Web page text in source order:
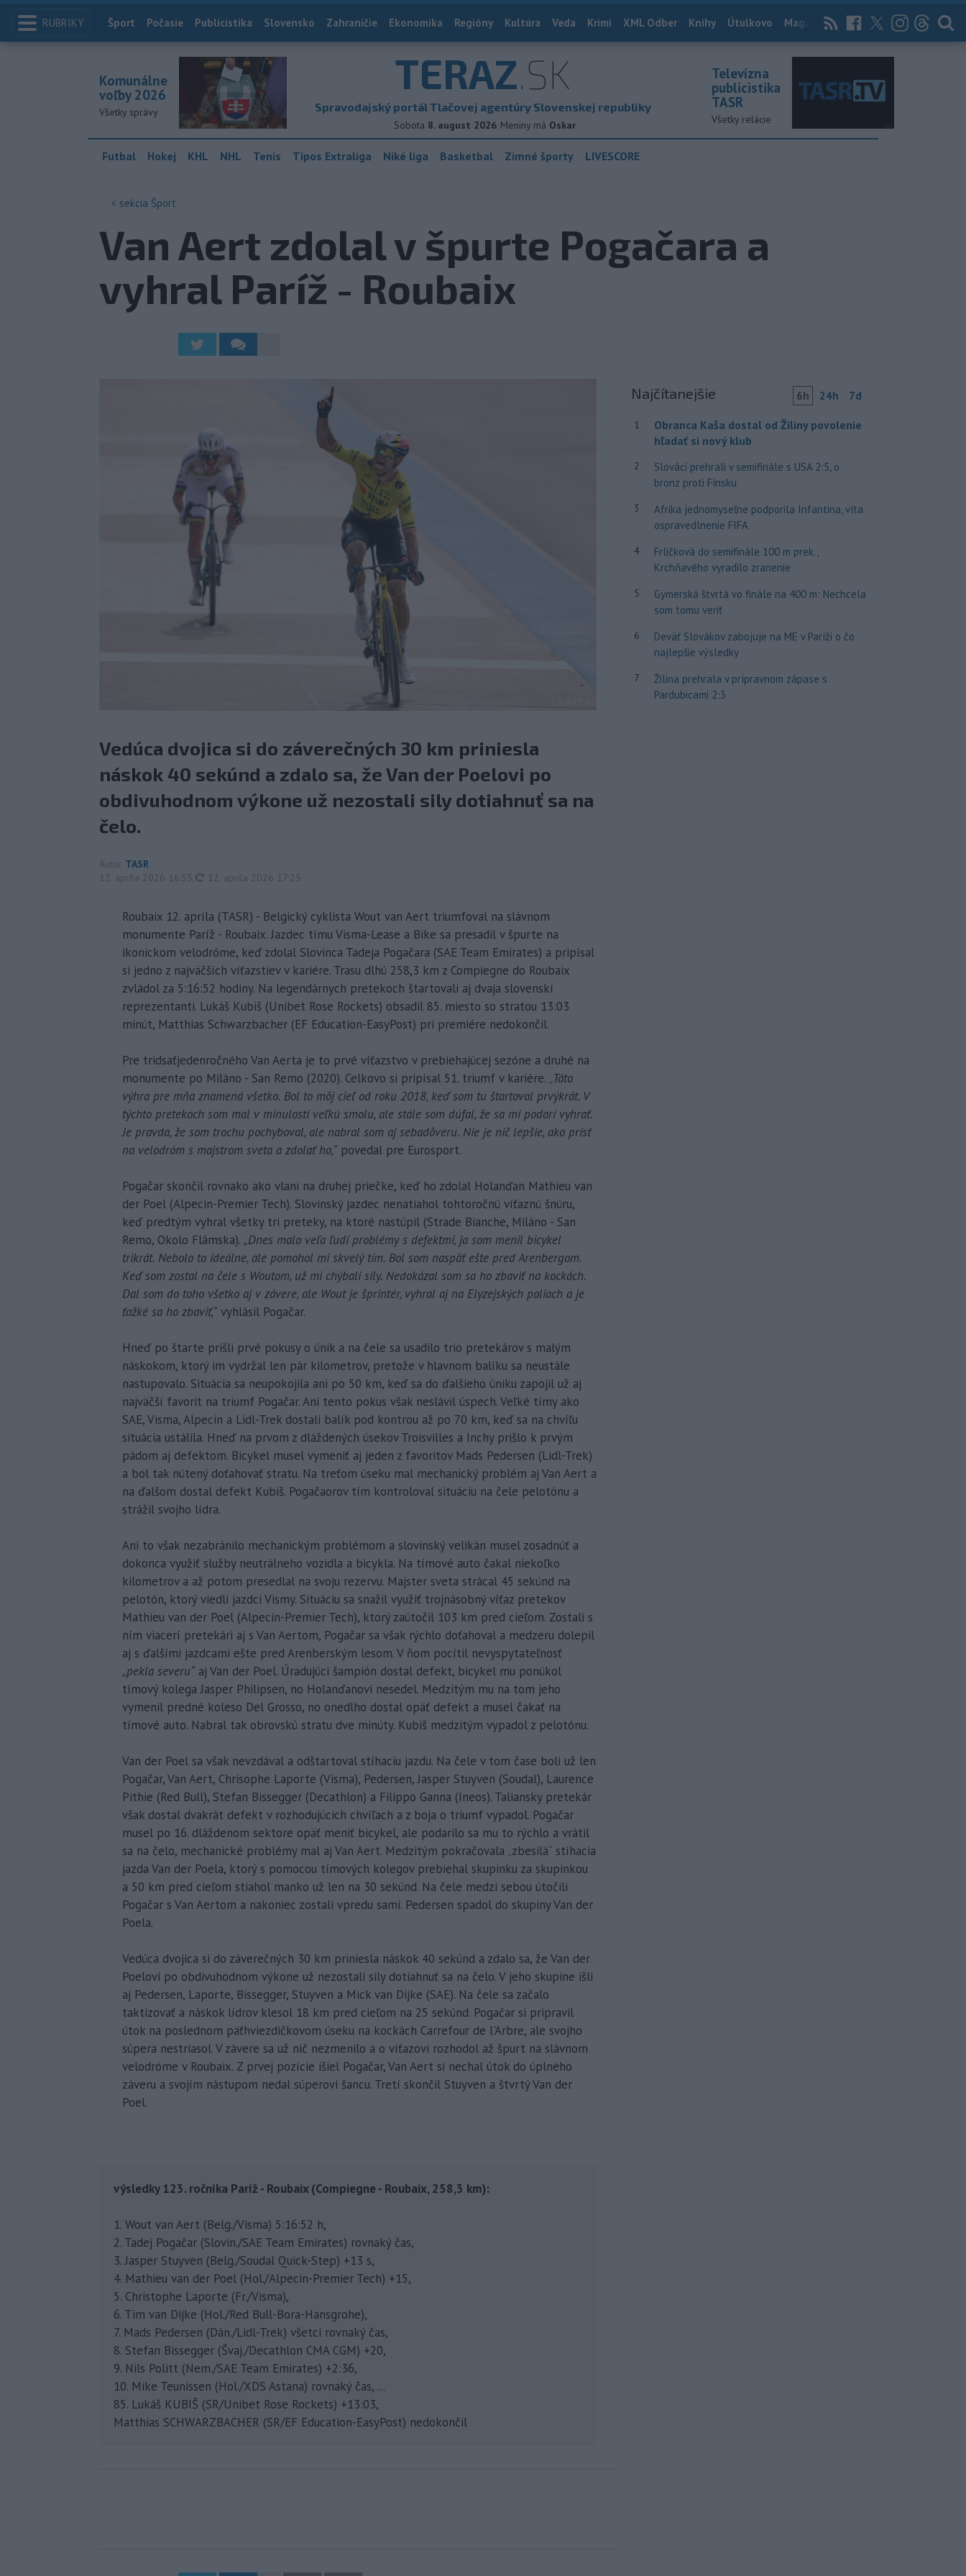
RUBRIKY Index
Šport Počasie Publicistika Slovensko Zahraničie Ekonomika Regióny Kultúra Veda Krimi XML Odber Knihy Útulkovo Magazín News Now Archív
TERAZ.SK
Spravodajský portál Tlačovej agentúry Slovenskej republiky
Sobota 8. august 2026 Meniny má Oskar
Komunálne
voľby 2026
Všetky správy
Televízna
publicistika
TASR
Všetky relácie
Futbal Hokej KHL NHL Tenis Tipos Extraliga Niké liga Basketbal Zimné športy LIVESCORE
< sekcia Šport
Van Aert zdolal v špurte Pogačara a
vyhral Paríž - Roubaix
Vedúca dvojica si do záverečných 30 km priniesla
náskok 40 sekúnd a zdalo sa, že Van der Poelovi po
obdivuhodnom výkone už nezostali sily dotiahnuť sa na
čelo.
Autor TASR
12. apríla 2026 16:55
aktualizované
12. apríla 2026 17:25
Roubaix 12. apríla (TASR) - Belgický cyklista Wout van Aert triumfoval na slávnom
monumente Paríž - Roubaix. Jazdec tímu Visma-Lease a Bike sa presadil v špurte na
ikonickom velodróme, keď zdolal Slovinca Tadeja Pogačara (SAE Team Emirates) a pripísal
si jedno z najväčších víťazstiev v kariére. Trasu dlhú 258,3 km z Compiegne do Roubaix
zvládol za 5:16:52 hodiny. Na legendárnych pretekoch štartovali aj dvaja slovenskí
reprezentanti. Lukáš Kubiš (Unibet Rose Rockets) obsadil 85. miesto so stratou 13:03
minút, Matthias Schwarzbacher (EF Education-EasyPost) pri premiére nedokončil.
Pre tridsaťjedenročného Van Aerta je to prvé víťazstvo v prebiehajúcej sezóne a druhé na
monumente po Miláno - San Remo (2020). Celkovo si pripísal 51. triumf v kariére. „Táto
výhra pre mňa znamená všetko. Bol to môj cieľ od roku 2018, keď som tu štartoval prvýkrát. V
týchto pretekoch som mal v minulosti veľkú smolu, ale stále som dúfal, že sa mi podarí vyhrať.
Je pravda, že som trochu pochyboval, ale nabral som aj sebadôveru. Nie je nič lepšie, ako prísť
na velodróm s majstrom sveta a zdolať ho,“ povedal pre Eurosport.
Pogačar skončil rovnako ako vlani na druhej priečke, keď ho zdolal Holanďan Mathieu van
der Poel (Alpecin-Premier Tech). Slovinský jazdec nenatiahol tohtoročnú víťaznú šnúru,
keď predtým vyhral všetky tri preteky, na ktoré nastúpil (Strade Bianche, Miláno - San
Remo, Okolo Flámska). „Dnes malo veľa ľudí problémy s defektmi, ja som menil bicykel
trikrát. Nebolo to ideálne, ale pomohol mi skvelý tím. Bol som naspäť ešte pred Arenbergom.
Keď som zostal na čele s Woutom, už mi chýbali sily. Nedokázal som sa ho zbaviť na kockách.
Dal som do toho všetko aj v závere, ale Wout je šprintér, vyhral aj na Elyzejských poliach a je
ťažké sa ho zbaviť,“ vyhlásil Pogačar.
Hneď po štarte prišli prvé pokusy o únik a na čele sa usadilo trio pretekárov s malým
náskokom, ktorý im vydržal len pár kilometrov, pretože v hlavnom balíku sa neustále
nastupovalo. Situácia sa neupokojila ani po 50 km, keď sa do ďalšieho úniku zapojil už aj
najväčší favorit na triumf Pogačar. Ani tento pokus však neslávil úspech. Veľké tímy ako
SAE, Visma, Alpecin a Lidl-Trek dostali balík pod kontrou až po 70 km, keď sa na chvíľu
situácia ustálila. Hneď na prvom z dláždených úsekov Troisvilles a Inchy prišlo k prvým
pádom aj defektom. Bicykel musel vymeniť aj jeden z favoritov Mads Pedersen (Lidl-Trek)
a bol tak nútený doťahovať stratu. Na treťom úseku mal mechanický problém aj Van Aert a
na ďalšom dostal defekt Kubiš. Pogačaorov tím kontroloval situáciu na čele pelotónu a
strážil svojho lídra.
Ani to však nezabránilo mechanickým problémom a slovinský velikán musel zosadnúť a
dokonca využiť služby neutrálneho vozidla a bicykla. Na tímové auto čakal niekoľko
kilometrov a až potom presedlal na svoju rezervu. Majster sveta strácal 45 sekúnd na
pelotón, ktorý viedli jazdci Vismy. Situáciu sa snažil využiť trojnásobný víťaz pretekov
Mathieu van der Poel (Alpecin-Premier Tech), ktorý zaútočil 103 km pred cieľom. Zostali s
ním viacerí pretekári aj s Van Aertom, Pogačar sa však rýchlo doťahoval a medzeru dolepil
aj s ďalšími jazdcami ešte pred Arenberským lesom. V ňom pocítil nevyspytateľnosť
„pekla severu“ aj Van der Poel. Úradujúci šampión dostal defekt, bicykel mu ponúkol
tímový kolega Jasper Philipsen, no Holanďanovi nesedel. Medzitým mu na tom jeho
vymenil predné koleso Del Grosso, no onedlho dostal opäť defekt a musel čakať na
tímové auto. Nabral tak obrovskú stratu dve minúty. Kubiš medzitým vypadol z pelotónu.
Van der Poel sa však nevzdával a odštartoval stíhaciu jazdu. Na čele v tom čase boli už len
Pogačar, Van Aert, Chrisophe Laporte (Visma), Pedersen, Jasper Stuyven (Soudal), Laurence
Pithie (Red Bull), Stefan Bissegger (Decathlon) a Filippo Ganna (Ineos). Taliansky pretekár
však dostal dvakrát defekt v rozhodujúcich chvíľach a z boja o triumf vypadol. Pogačar
musel po 16. dláždenom sektore opäť meniť bicykel, ale podarilo sa mu to rýchlo a vrátil
sa na čelo, mechanické problémy mal aj Van Aert. Medzitým pokračovala „zbesilá“ stíhacia
jazda Van der Poela, ktorý s pomocou tímových kolegov prebiehal skupinku za skupinkou
a 50 km pred cieľom stiahol manko už len na 30 sekúnd. Na čele medzi sebou útočili
Pogačar s Van Aertom a nakoniec zostali vpredu sami. Pedersen spadol do skupiny Van der
Poela.
Vedúca dvojica si do záverečných 30 km priniesla náskok 40 sekúnd a zdalo sa, že Van der
Poelovi po obdivuhodnom výkone už nezostali sily dotiahnuť sa na čelo. V jeho skupine išli
aj Pedersen, Laporte, Bissegger, Stuyven a Mick van Dijke (SAE). Na čele sa začalo
taktizovať a náskok lídrov klesol 18 km pred cieľom na 25 sekúnd. Pogačar si pripravil
útok na poslednom päťhviezdičkovom úseku na kockách Carrefour de l'Arbre, ale svojho
súpera nestriasol. V závere sa už nič nezmenilo a o víťazovi rozhodol až špurt na slávnom
velodróme v Roubaix. Z prvej pozície išiel Pogačar, Van Aert si nechal útok do úplného
záveru a svojím nástupom nedal súperovi šancu. Tretí skončil Stuyven a štvrtý Van der
Poel.
výsledky 123. ročníka Paríž - Roubaix (Compiegne - Roubaix, 258,3 km):
1. Wout van Aert (Belg./Visma) 5:16:52 h,
2. Tadej Pogačar (Slovin./SAE Team Emirates) rovnaký čas,
3. Jasper Stuyven (Belg./Soudal Quick-Step) +13 s,
4. Mathieu van der Poel (Hol./Alpecin-Premier Tech) +15,
5. Christophe Laporte (Fr./Visma),
6. Tim van Dijke (Hol./Red Bull-Bora-Hansgrohe),
7. Mads Pedersen (Dán./Lidl-Trek) všetci rovnaký čas,
8. Stefan Bissegger (Švaj./Decathlon CMA CGM) +20,
9. Nils Politt (Nem./SAE Team Emirates) +2:36,
10. Mike Teunissen (Hol./XDS Astana) rovnaký čas, ...
85. Lukáš KUBIŠ (SR/Unibet Rose Rockets) +13:03,
Matthias SCHWARZBACHER (SR/EF Education-EasyPost) nedokončil
Najčítanejšie 6h 24h 7d
1
Obranca Kaša dostal od Žiliny povolenie
hľadať si nový klub
2
Slováci prehrali v semifinále s USA 2:5, o
bronz proti Fínsku
3
Afrika jednomyseľne podporila Infantina, víta
ospravedlnenie FIFA
4
Frličková do semifinále 100 m prek.,
Krchňavého vyradilo zranenie
5
Gymerská štvrtá vo finále na 400 m: Nechcela
som tomu veriť
6
Deväť Slovákov zabojuje na ME v Paríži o čo
najlepšie výsledky
7
Žilina prehrala v prípravnom zápase s
Pardubicami 2:3